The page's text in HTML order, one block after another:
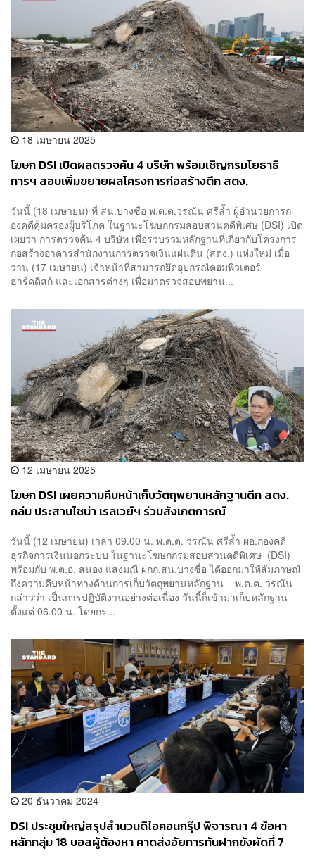
18 เมษายน 2025
โฆษก DSI เปิดผลตรวจค้น 4 บริษัท พร้อมเชิญกรมโยธาธิ
การฯ สอบเพิ่มขยายผลโครงการก่อสร้างตึก สตง.
วันนี้ (18 เมษายน) ที่ สน.บางซื่อ พ.ต.ต.วรณัน ศรีล้ำ ผู้อำนวยการก
องคดีคุ้มครองผู้บริโภค ในฐานะโฆษกกรมสอบสวนคดีพิเศษ (DSI) เปิด
เผยว่า การตรวจค้น 4 บริษัท เพื่อรวบรวมหลักฐานที่เกี่ยวกับโครงการ
ก่อสร้างอาคารสำนักงานการตรวจเงินแผ่นดิน (สตง.) แห่งใหม่ เมื่อ
วาน (17 เมษายน) เจ้าหน้าที่สามารถยึดอุปกรณ์คอมพิวเตอร์
ฮาร์ดดิสก์ และเอกสารต่างๆ เพื่อมาตรวจสอบพยาน...
12 เมษายน 2025
โฆษก DSI เผยความคืบหน้าเก็บวัตถุพยานหลักฐานตึก สตง.
ถล่ม ประสานไชน่า เรลเวย์ฯ ร่วมสังเกตการณ์
วันนี้ (12 เมษายน) เวลา 09.00 น. พ.ต.ต. วรณัน ศรีล้ำ ผอ.กองคดี
ธุรกิจการเงินนอกระบบ ในฐานะโฆษกกรมสอบสวนคดีพิเศษ (DSI)
พร้อมกับ พ.ต.อ. สนอง แสงมณี ผกก.สน.บางซื่อ ได้ออกมาให้สัมภาษณ์
ถึงความคืบหน้าทางด้านการเก็บวัตถุพยานหลักฐาน พ.ต.ต. วรณัน
กล่าวว่า เป็นการปฏิบัติงานอย่างต่อเนื่อง วันนี้ก็เข้ามาเก็บหลักฐาน
ตั้งแต่ 06.00 น. โดยกร...
20 ธันวาคม 2024
DSI ประชุมใหญ่สรุปสำนวนดิไอคอนกรุ๊ป พิจารณา 4 ข้อหา
หลักกลุ่ม 18 บอสผู้ต้องหา คาดส่งอัยการทันฝากขังผัดที่ 7